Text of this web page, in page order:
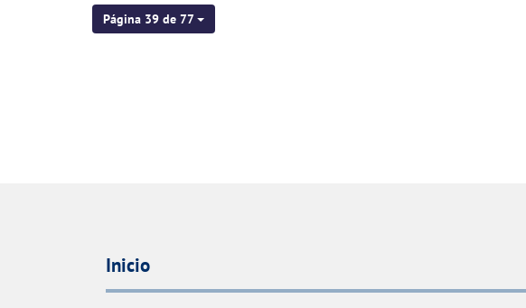
Página 39 de 77
Inicio